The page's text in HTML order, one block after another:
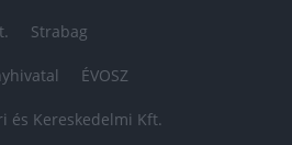
Strabag
ÉVOSZ
és Kereskedelmi Kft.